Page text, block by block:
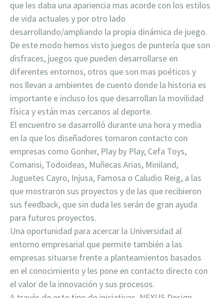
que les daba una apariencia mas acorde con los estilos
de vida actuales y por otro lado
desarrollando/ampliando la propia dinámica de juego.
De este modo hemos visto juegos de puntería que son
disfraces, juegos que pueden desarrollarse en
diferentes entornos, otros que son mas poéticos y
nos llevan a ambientes de cuento donde la historia es
importante e incluso los que desarrollan la movilidad
física y están mas cercanos al deporte.
El encuentro se dasarrolló durante una hora y media
en la que los diseñadores tomaron contacto con
empresas como Gonher, Play by Play, Cefa Toys,
Comansi, Todoideas, Muñecas Arias, Miniland,
Juguetes Cayro, Injusa, Famosa o Caludio Reig, a las
que mostraron sus proyectos y de las que recibieron
sus feedback, que sin duda les serán de gran ayuda
para futuros proyectos.
Una oportunidad para acercar la Universidad al
entorno empresarial que permite también a las
empresas situarse frente a planteamientos basados
en el conocimiento y les pone en contacto directo con
el valor de la innovación y sus procesos.